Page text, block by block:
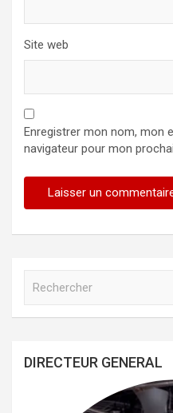
Site web
Enregistrer mon nom, mon
navigateur pour mon
rDIRECTEUR GENERAL